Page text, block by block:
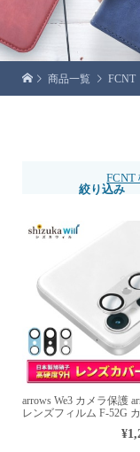
商品一覧 FCNT
FCNT
絞り込み
arrows We3 カメラ保護
レンズフィルム F-52G